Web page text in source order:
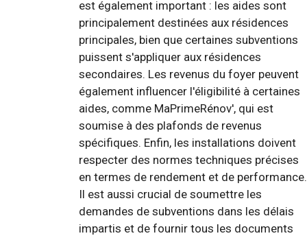
est également important : les aides sont
principalement destinées aux résidences
principales, bien que certaines subventions
puissent s'appliquer aux résidences
secondaires. Les revenus du foyer peuvent
également influencer l'éligibilité à certaines
aides, comme MaPrimeRénov', qui est
soumise à des plafonds de revenus
spécifiques. Enfin, les installations doivent
respecter des normes techniques précises
en termes de rendement et de performance.
Il est aussi crucial de soumettre les
demandes de subventions dans les délais
impartis et de fournir tous les documents